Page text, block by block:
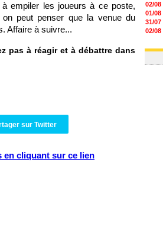
empiler les joueurs à ce poste,
peut penser que la venue du
Affaire à suivre...
pas à réagir et à débattre dans
sur Twitter
en cliquant sur ce lien
02/08
01/08
31/07
02/08
01/08